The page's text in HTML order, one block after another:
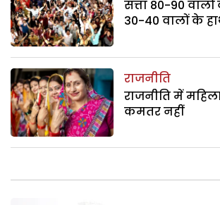
सत्ता 80-90
30-40 वालों के
राजनीति
राजनीति में
कमतर नहीं